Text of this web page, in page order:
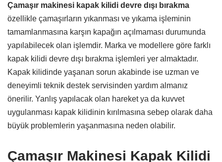
Çamaşır makinesi kapak kilidi devre dışı bırakma
özellikle çamaşırların yıkanması ve yıkama işleminin
tamamlanmasına karşın kapağın açılmaması durumunda
yapılabilecek olan işlemdir. Marka ve modellere göre farklı
kapak kilidi devre dışı bırakma işlemleri yer almaktadır.
Kapak kilidinde yaşanan sorun akabinde ise uzman ve
deneyimli teknik destek servisinden yardım almanız
önerilir. Yanlış yapılacak olan hareket ya da kuvvet
uygulanması kapak kilidinin kırılmasına sebep olarak daha
büyük problemlerin yaşanmasına neden olabilir.
Çamaşır Makinesi Kapak Kilidi